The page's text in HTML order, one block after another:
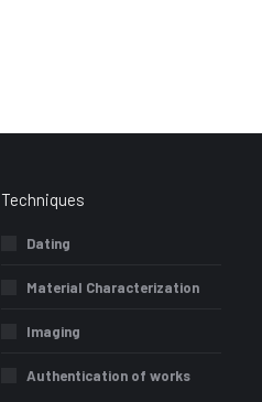
Techniques
Dating
Material Characterization
Imaging
Authentication of works